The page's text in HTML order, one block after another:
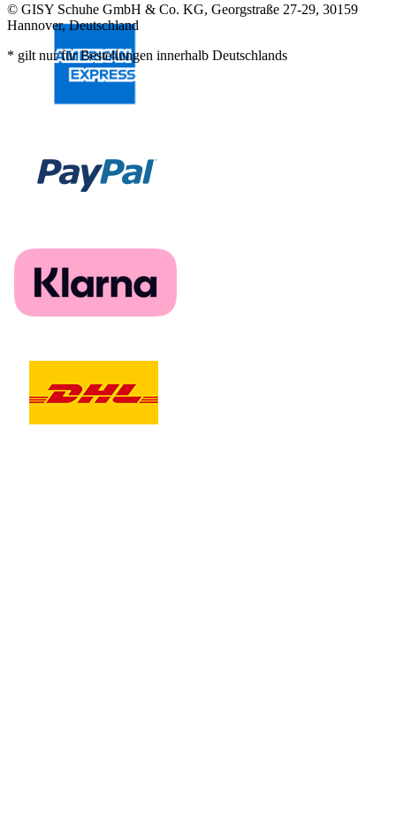
© GISY Schuhe GmbH & Co. KG, Georgstraße 27-29, 30159
Hannover, Deutschland
* gilt nur für Bestellungen innerhalb Deutschlands